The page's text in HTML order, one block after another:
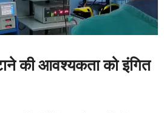
की आवश्यकता को इंगित